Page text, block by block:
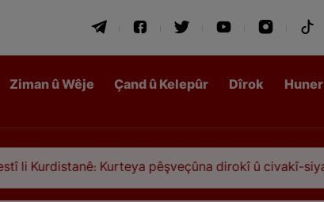
Ziman û Wêje Çand û Kelepûr Dîrok Huner
li Kurdistanê: Kurteya pêşveçûna dirokî û civakî-siyasî